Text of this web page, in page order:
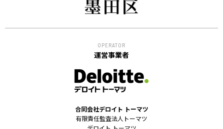
プログラム
会員
メンター
EVENT
イベント
OPERATOR
運営事業者
合同会社デロイト トーマツ
有限責任監査法人トーマツ